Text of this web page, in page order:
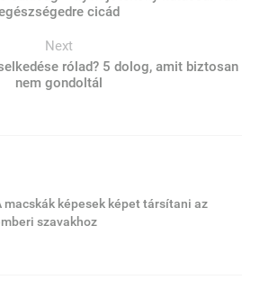
cicád
Next
rólad? 5 dolog, amit biztosan
nem gondoltál
macskák képesek képet társítani az
szavakhoz